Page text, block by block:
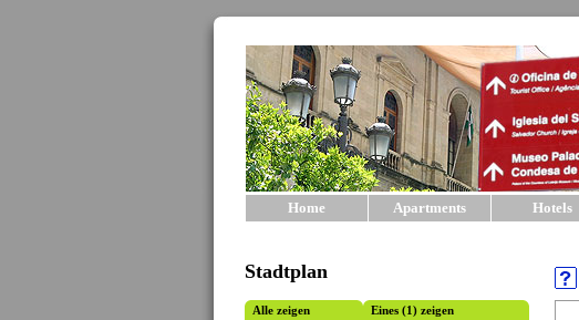
Home Apartments Hotels
Stadtplan
Alle zeigen
Eines (1) zeigen